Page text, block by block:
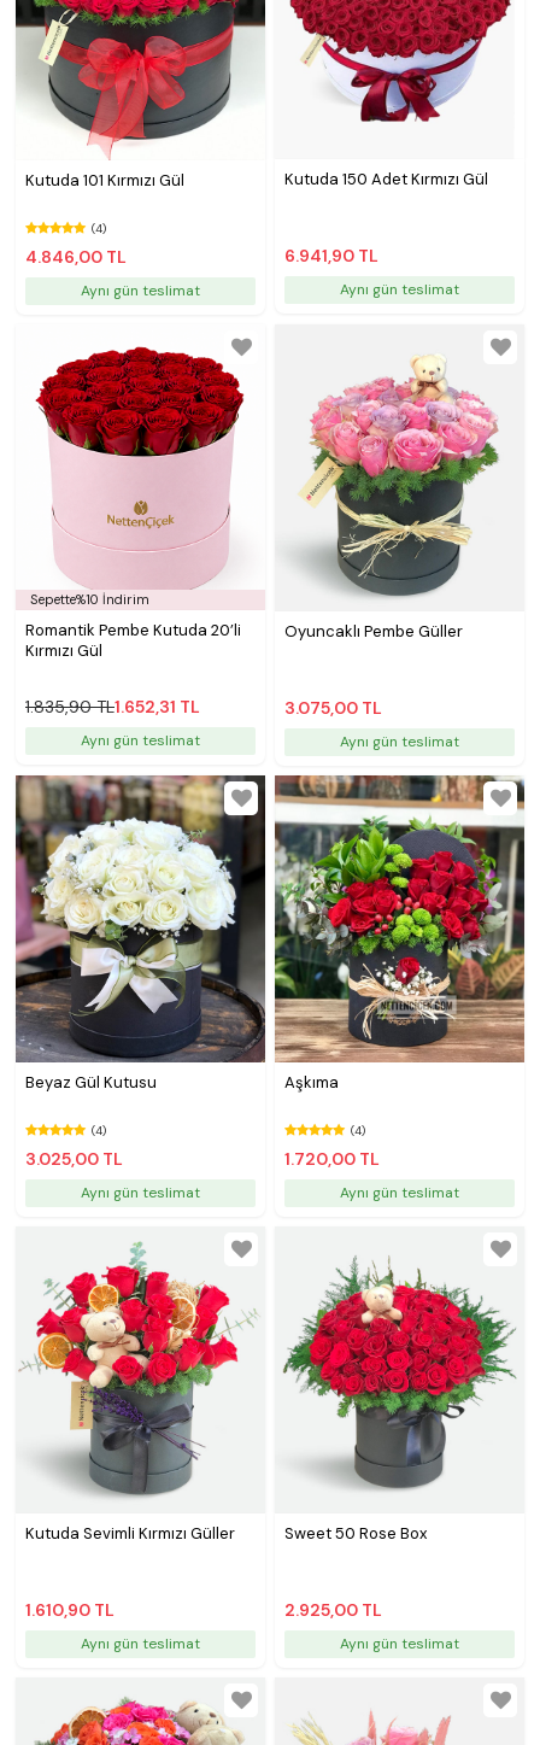
Kutuda 101 Kırmızı Gül
(4)
4.846,00 TL
Aynı gün teslimat
Kutuda 150 Adet Kırmızı Gül
6.941,90 TL
Aynı gün teslimat
Sepette%10 İndirim
Romantik Pembe Kutuda 20’li
Kırmızı Gül
1.835,90 TL1.652,31 TL
Aynı gün teslimat
Oyuncaklı Pembe Güller
3.075,00 TL
Aynı gün teslimat
Beyaz Gül Kutusu
(4)
3.025,00 TL
Aynı gün teslimat
Aşkıma
(4)
1.720,00 TL
Aynı gün teslimat
Kutuda Sevimli Kırmızı Güller
1.610,90 TL
Aynı gün teslimat
Sweet 50 Rose Box
2.925,00 TL
Aynı gün teslimat